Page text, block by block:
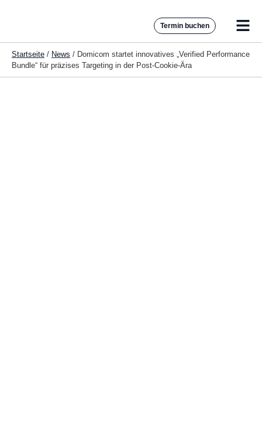
Termin buchen
Startseite / News / Domicom startet innovatives „Verified Performance
Bundle“ für präzises Targeting in der Post-Cookie-Ära